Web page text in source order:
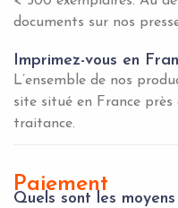
documents sur nos
Imprimez-vous en
L’ensemble de nos
site situé en France près
traitance.
Paiement
Quels sont les